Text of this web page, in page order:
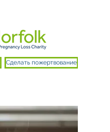
Сделать пожертвование